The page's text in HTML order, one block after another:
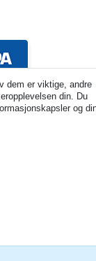
Prijzen zijn inclusief
in Nederland!
dem er viktige, andre
din. Du
og